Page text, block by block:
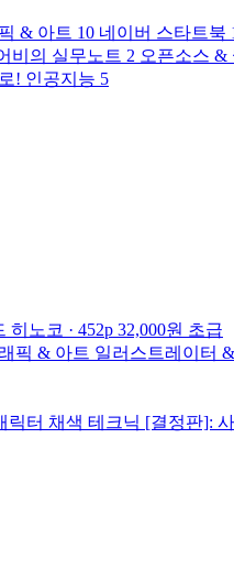
& 아트 10 네이버 스타트북
비의 실무노트 2 오픈소스 &
! 인공지능 5
히노코 · 452p 32,000원 초급
픽 & 아트 일러스트레이터
릭터 채색 테크닉 [결정판]: